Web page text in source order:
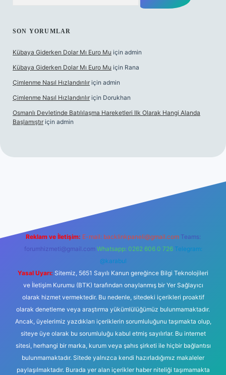
SON YORUMLAR
Kübaya Giderken Dolar Mı Euro Mu için admin
Kübaya Giderken Dolar Mı Euro Mu için Rana
Çimlenme Nasıl Hızlandırılır için admin
Çimlenme Nasıl Hızlandırılır için Dorukhan
Osmanlı Devletinde Batılılaşma Hareketleri Ilk Olarak Hangi Alanda
Başlamıştır için admin
Reklam ve İletişim: E-mail: backlinkpaneli@gmail.com Teams:
forumhizmeti@gmail.com Whatsapp: 0262 606 0 726 Telegram:
@karabul
Yasal Uyarı: Sitemiz, 5651 Sayılı Kanun gereğince Bilgi Teknolojileri
ve İletişim Kurumu (BTK) tarafından onaylanmış bir Yer Sağlayıcı
olarak hizmet vermektedir. Bu nedenle, sitedeki içerikleri proaktif
olarak denetleme veya araştırma yükümlülüğümüz bulunmamaktadır.
Ancak, üyelerimiz yazdıkları içeriklerin sorumluluğunu taşımakta olup,
siteye üye olarak bu sorumluluğu kabul etmiş sayılırlar. Bu internet
sitesi, herhangi bir marka, kurum veya şahıs şirketi ile hiçbir bağlantısı
bulunmamaktadır. Sitede yalnızca kendi hazırladığımız makaleler
paylaşılmaktadır. Burada yer alan içerikler haber niteliği taşımamakta